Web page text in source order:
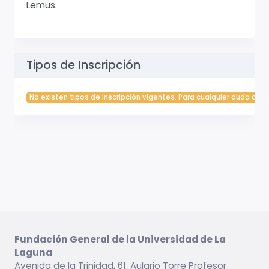
Lemus.
Tipos de Inscripción
No existen tipos de inscripción vigentes. Para cualquier duda
Fundación General de la Universidad de La
Laguna
Avenida de la Trinidad, 61. Aulario Torre Profesor